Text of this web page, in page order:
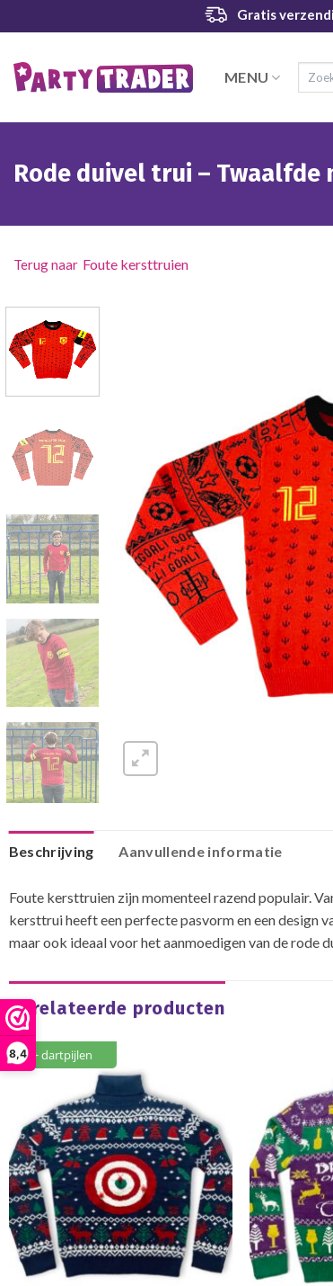
8,4
naar
Gratis
MENU
Zoeken
Rode duivel trui – Twaalfde
Foute kersttruien
Beschrijving Aanvullende informatie
Foute kersttruien zijn momenteel razend populair.
kersttrui heeft een perfecte pasvorm en een design
maar ook ideaal voor het aanmoedigen van de rode
Gerelateerde producten
+ dartpijlen